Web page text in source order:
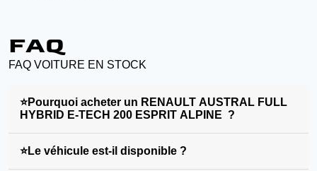
FAQ
FAQ VOITURE EN STOCK
⭐Pourquoi acheter un RENAULT AUSTRAL FULL
HYBRID E-TECH 200 ESPRIT ALPINE ?
⭐Le véhicule est-il disponible ?